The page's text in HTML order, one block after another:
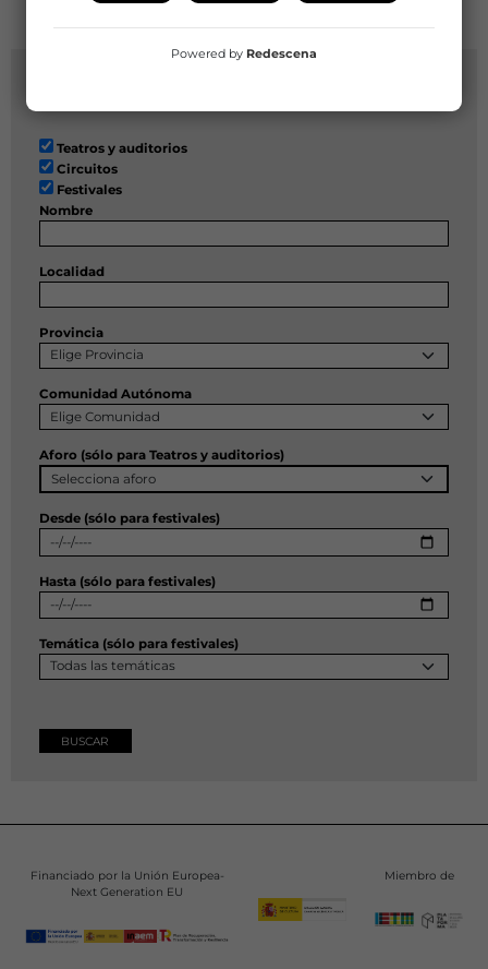
CONOCE A LOS RESPONSABLES DE PROGRAMACIÓN DE LAS
ENTIDADES ASOCIADAS A LA RED
Teatros y auditorios
Circuitos
Festivales
Nombre
Localidad
Provincia
Comunidad Autónoma
Aforo (sólo para Teatros y auditorios)
Desde (sólo para festivales)
Hasta (sólo para festivales)
Temática (sólo para festivales)
Financiado por la Unión Europea-
Next Generation EU
Miembro de
Powered by Redescena